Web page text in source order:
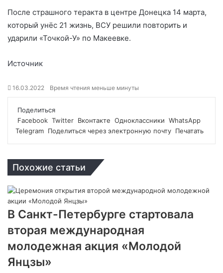
После страшного теракта в центре Донецка 14 марта,
который унёс 21 жизнь, ВСУ решили повторить и
ударили «Точкой-У» по Макеевке.
Источник
16.03.2022 Время чтения меньше минуты
Поделиться
Facebook Twitter Вконтакте Одноклассники WhatsApp
Telegram Поделиться через электронную почту Печатать
Похожие статьи
В Санкт-Петербурге стартовала
вторая международная
молодежная акция «Молодой
Янцзы»